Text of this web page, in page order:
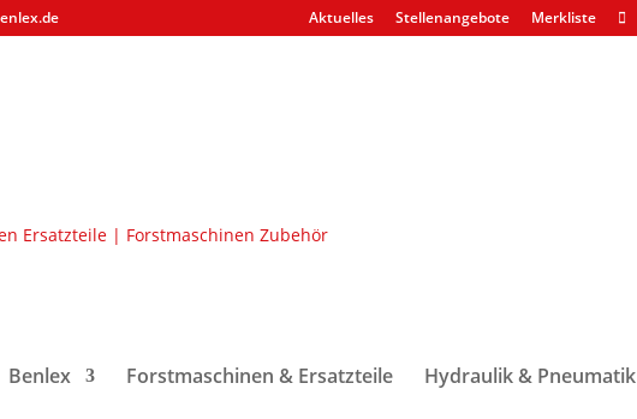
Aktuelles Stellenangebote Merkliste
Benlex Forstmaschinen & Ersatzteile Hydraulik & Pneumatik